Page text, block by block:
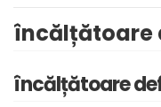
încălțătoare
încălțătoare